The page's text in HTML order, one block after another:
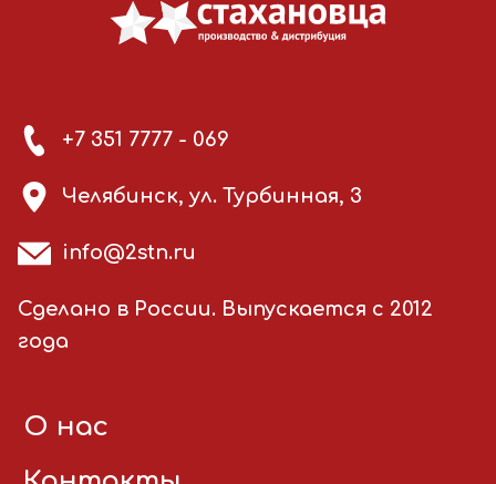
+7 351 7777 - 069
Челябинск, ул. Турбинная, 3
info@2stn.ru
Сделано в России. Выпускается с 2012
года
О нас